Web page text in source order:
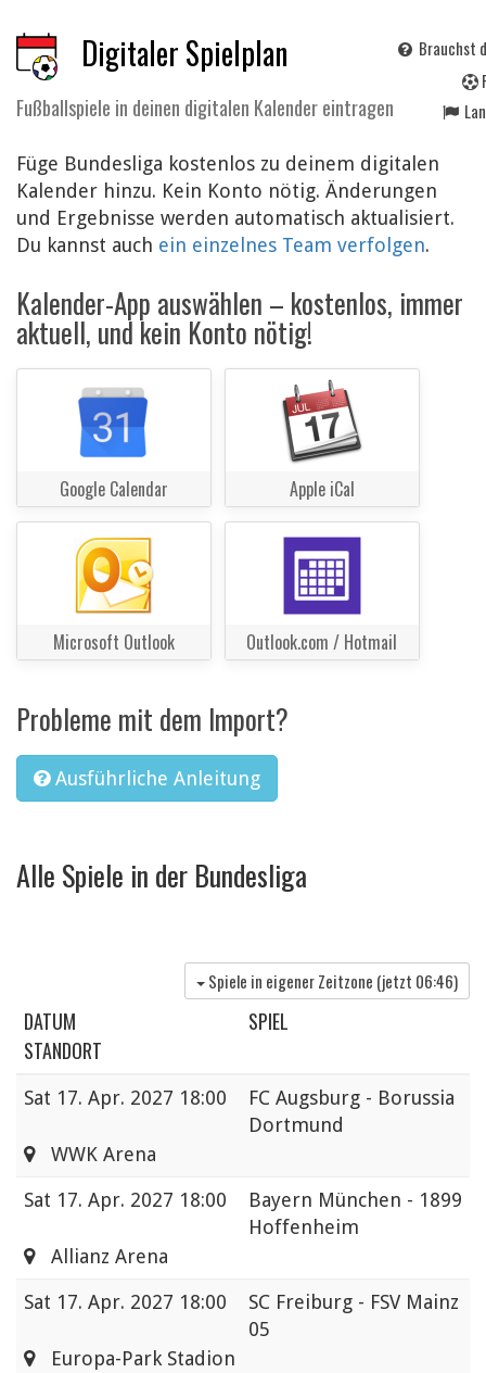
Digitaler Spielplan
Fußballspiele in deinen digitalen Kalender eintragen
Brauchst
Füge Bundesliga kostenlos zu deinem digitalen
Kalender hinzu. Kein Konto nötig. Änderungen
und Ergebnisse werden automatisch aktualisiert.
Du kannst auch ein einzelnes Team verfolgen.
Kalender-App auswählen – kostenlos, immer
aktuell, und kein Konto nötig!
Google Calendar Apple iCal
Microsoft Outlook Outlook.com / Hotmail
Probleme mit dem Import?
Ausführliche Anleitung
Alle Spiele in der Bundesliga
Spiele in eigener Zeitzone (jetzt 06:46)
DATUM
SPIEL
STANDORT
Sat 17. Apr. 2027 18:00
FC Augsburg - Borussia
Dortmund
WWK Arena
Sat 17. Apr. 2027 18:00
Bayern München - 1899
Hoffenheim
Allianz Arena
Sat 17. Apr. 2027 18:00
SC Freiburg - FSV Mainz
05
Europa-Park Stadion